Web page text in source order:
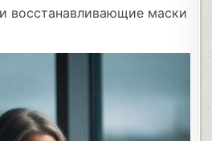
восстанавливающие маски